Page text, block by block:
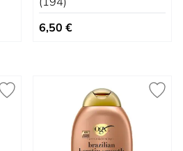
6,50 €